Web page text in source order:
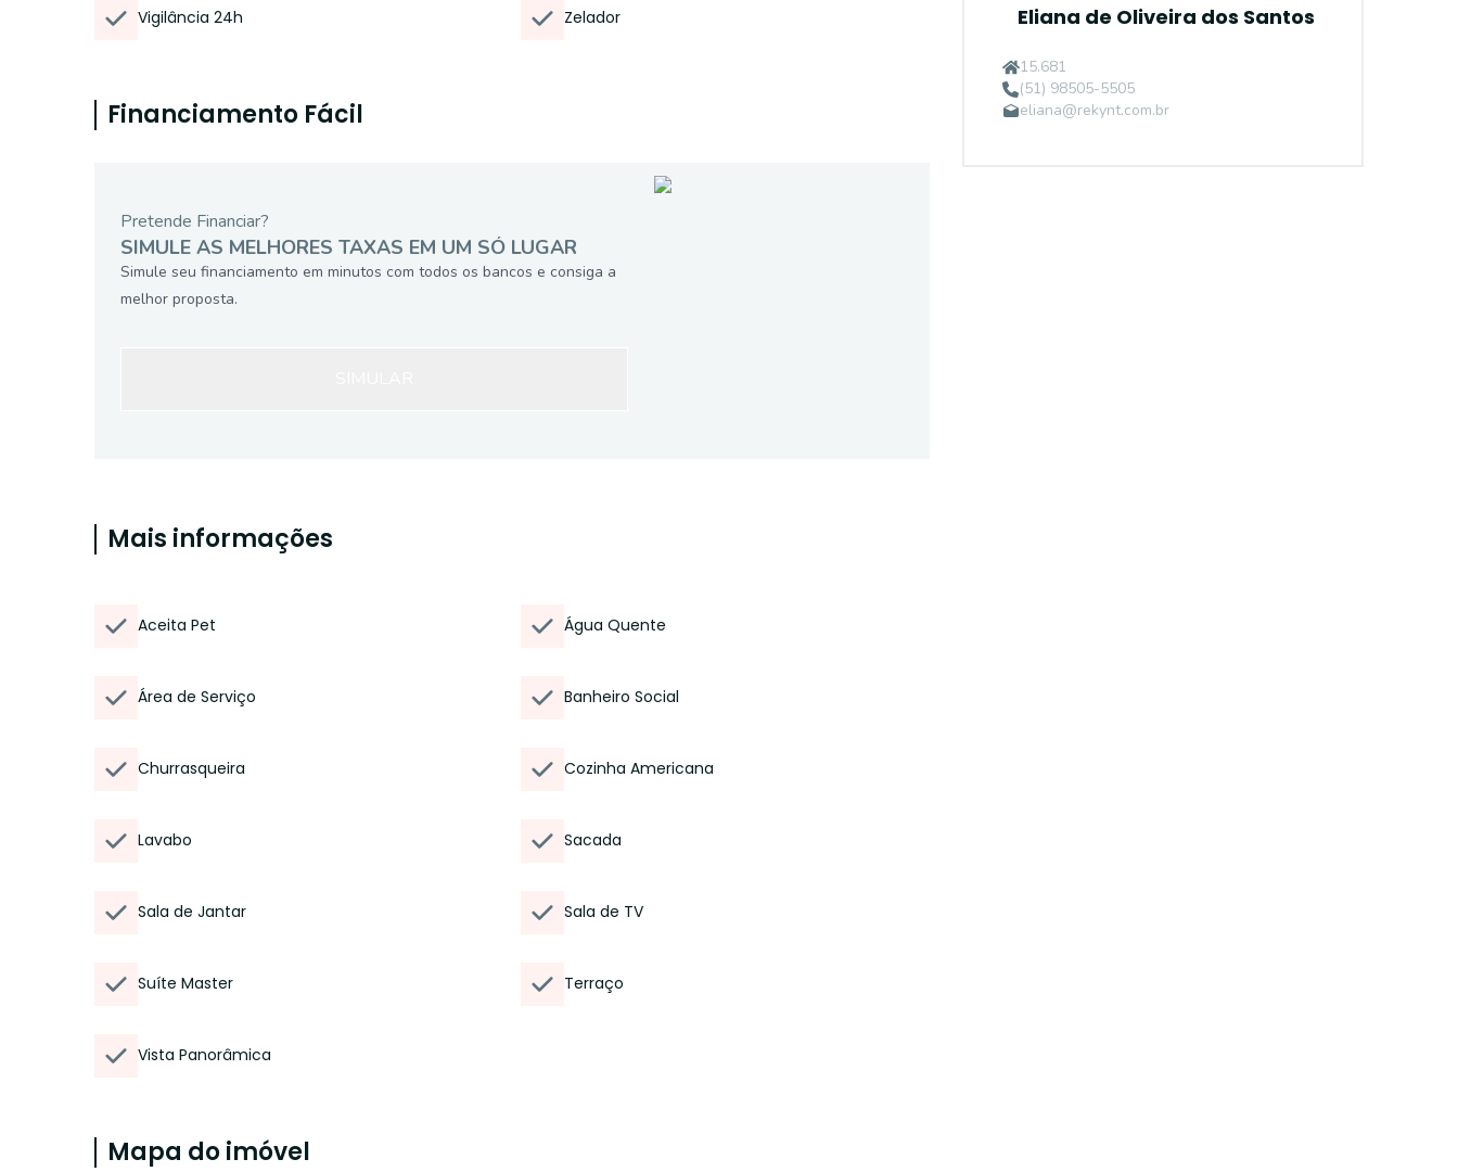
Vigilância 24h Zelador
Financiamento Fácil
Pretende Financiar?
SIMULE AS MELHORES TAXAS EM UM SÓ LUGAR
Simule seu financiamento em minutos com todos os bancos e consiga a
melhor proposta.
Mais informações
Aceita Pet Água Quente
Área de Serviço Banheiro Social
Churrasqueira Cozinha Americana
Lavabo Sacada
Sala de Jantar Sala de TV
Suíte Master Terraço
Vista Panorâmica
Mapa do imóvel
Eliana de Oliveira dos Santos
15.681
(51) 98505-5505
eliana@rekynt.com.br